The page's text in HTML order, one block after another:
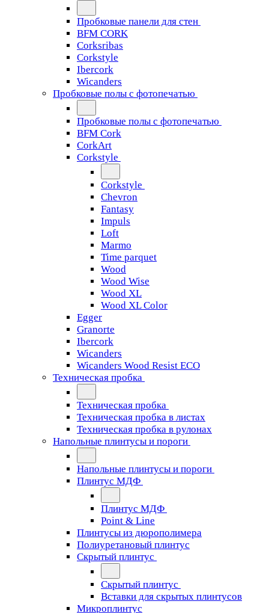
Пробковые панели для стен
BFM CORK
Corksribas
Corkstyle
Ibercork
Wicanders
Пробковые полы с фотопечатью
Пробковые полы с фотопечатью
BFM Cork
CorkArt
Corkstyle
Corkstyle
Chevron
Fantasy
Impuls
Loft
Marmo
Time parquet
Wood
Wood Wise
Wood XL
Wood XL Color
Egger
Granorte
Ibercork
Wicanders
Wicanders Wood Resist ECO
Техническая пробка
Техническая пробка
Техническая пробка в листах
Техническая пробка в рулонах
Напольные плинтусы и пороги
Напольные плинтусы и пороги
Плинтус МДФ
Плинтус МДФ
Point & Line
Плинтусы из дюрополимера
Полиуретановый плинтус
Скрытый плинтус
Скрытый плинтус
Вставки для скрытых плинтусов
Микроплинтус